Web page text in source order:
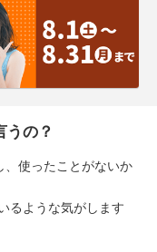
うの？
使ったことがないか
るような気がします